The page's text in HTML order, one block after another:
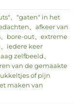
、 "gaten" in het
、 afkeer van
、 bore-out、 extreme
、 iedere keer
zelfbeeld、
van de gemaakte
of pijn
maken van